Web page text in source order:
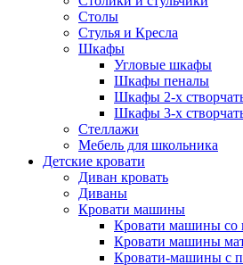
Столы
Стулья и Кресла
Шкафы
Угловые шкафы
Шкафы пеналы
Шкафы 2-х
Шкафы 3-х
Стеллажи
Мебель для школьника
Детские кровати
Диван кровать
Диваны
Кровати машины
Кровати машины со
Кровати машины
Кровати-машины с